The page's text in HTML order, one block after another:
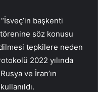
“İsveç’in başkenti
söz konusu
tepkilere neden
2022 yılında
ve İran’ın